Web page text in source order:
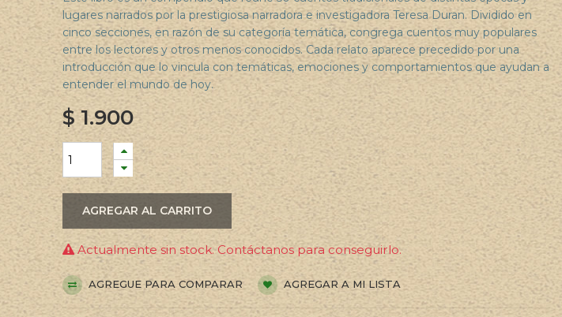
lugares narrados por la prestigiosa narradora e investigadora Teresa Duran. Dividido en
cinco secciones, en razón de su categoría temática, congrega cuentos muy populares
entre los lectores y otros menos conocidos. Cada relato aparece precedido por una
introducción que lo vincula con temáticas, emociones y comportamientos que ayudan a
entender el mundo de hoy.
$1.900
AGREGAR AL CARRITO
Actualmente sin stock. Contáctanos para conseguirlo.
AGREGUE PARA COMPARAR AGREGAR A MI LISTA